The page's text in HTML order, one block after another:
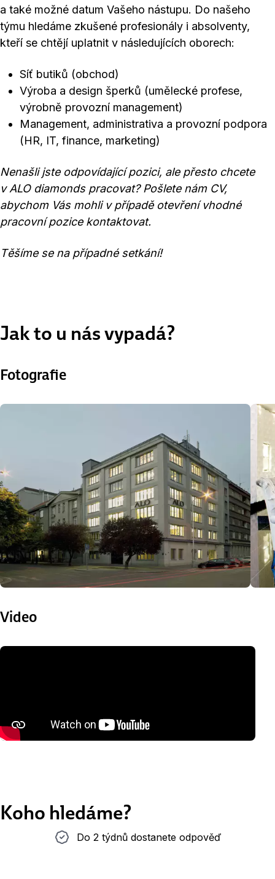
a také možné datum Vašeho nástupu. Do našeho
týmu hledáme zkušené profesionály i absolventy,
kteří se chtějí uplatnit v následujících oborech:
Síť butiků (obchod)
Výroba a design šperků (umělecké profese,
výrobně provozní management)
Management, administrativa a provozní podpora
(HR, IT, finance, marketing)
Nenašli jste odpovídající pozici, ale přesto chcete
v ALO diamonds pracovat? Pošlete nám CV,
abychom Vás mohli v případě otevření vhodné
pracovní pozice kontaktovat.
Těšíme se na případné setkání!
Jak to u nás vypadá?
Fotografie
Video
Koho hledáme?
Do 2 týdnů dostanete odpověď
Do 2 týdnů dostanete odpověď